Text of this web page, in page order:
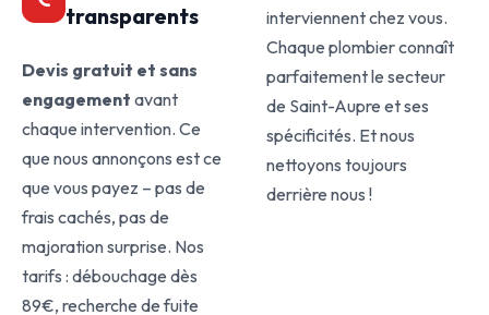
transparents
Devis gratuit et sans
engagement avant
chaque intervention. Ce
que nous annonçons est ce
que vous payez – pas de
frais cachés, pas de
majoration surprise. Nos
tarifs : débouchage dès
89€, recherche de fuite
interviennent chez vous.
Chaque plombier connaît
parfaitement le secteur
de Saint-Aupre et ses
spécificités. Et nous
nettoyons toujours
derrière nous !